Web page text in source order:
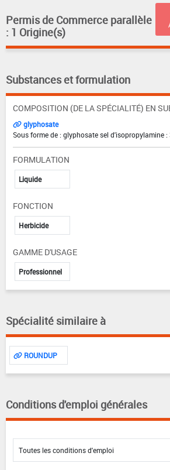
Permis de Commerce parallèle
: 1 Origine(s)
Substances et formulation
COMPOSITION (DE LA SPÉCIALITÉ) EN
glyphosate
Sous forme de : glyphosate sel d'isopropylamine
FORMULATION
Liquide
FONCTION
Herbicide
GAMME D'USAGE
Professionnel
Spécialité similaire à
ROUNDUP
Conditions d'emploi générales